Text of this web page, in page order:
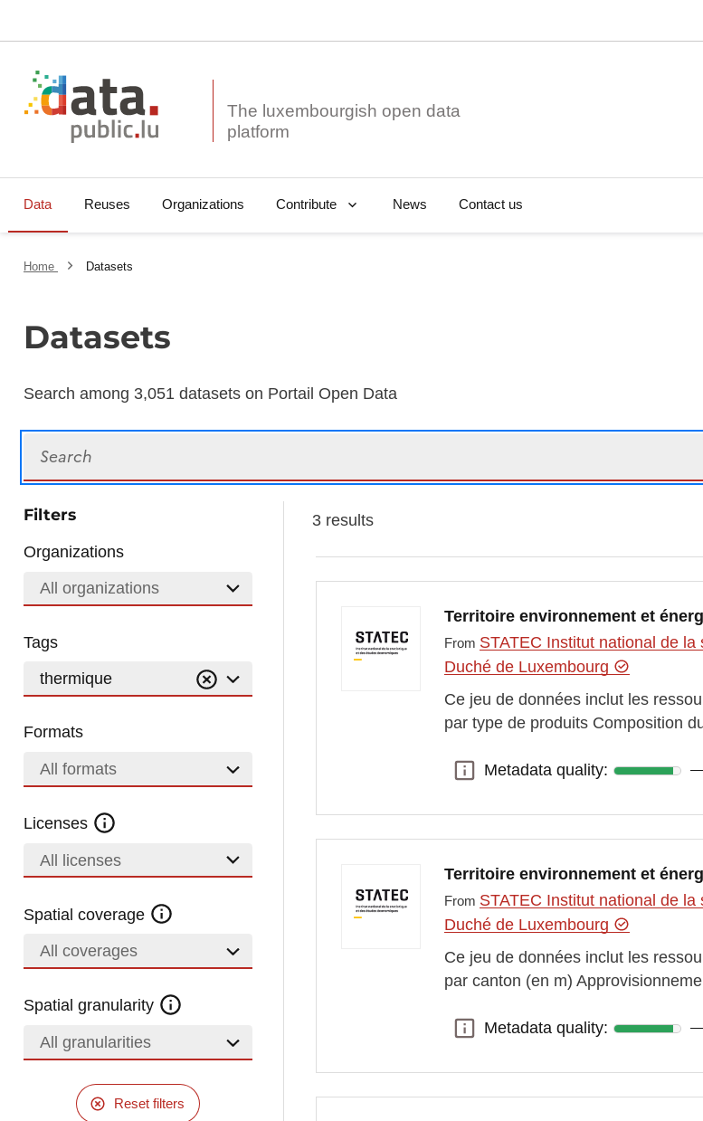
The luxembourgish open data
Data Reuses Organizations Contribute News Contact us
Home Datasets
Datasets
Search among 3,051 datasets on Portail Open Data
Filters
Organizations
All organizations
Tags
thermique
Formats
All formats
Licenses
All licenses
Spatial coverage
All coverages
Spatial granularity
All granularities
Reset filters
3 results
Territoire environnement et
From STATEC Institut national de
Duché de Luxembourg
Ce jeu de données inclut les
par type de produits Composition
Metadata quality:
Metadata quality:
Territoire environnement et
From STATEC Institut national de
Duché de Luxembourg
Ce jeu de données inclut les
par canton (en m)
Metadata quality:
Metadata quality: